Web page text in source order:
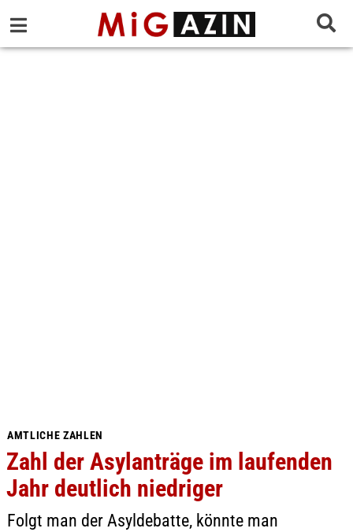
AMTLICHE ZAHLEN
Zahl der Asylanträge im laufenden
Jahr deutlich niedriger
Folgt man der Asyldebatte, könnte man